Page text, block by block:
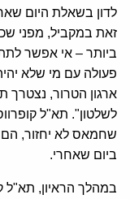
לדון בשאלת היום
זאת במקביל, מפני
ביותר – אי אפשר
פעולה עם מי שלא
ארגון הטרור,
לשלטון". תא"ל
שחמאס לא יחזור, הם
ביום שאחרי.
במהלך הראיון, תא"ל